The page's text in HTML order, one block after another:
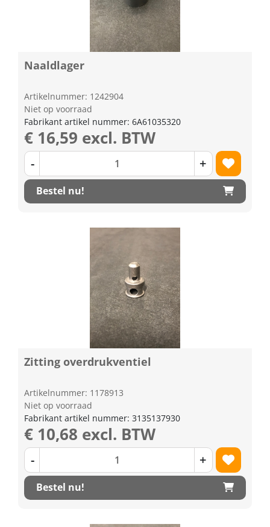
Naaldlager
Artikelnummer: 1242904
Niet op voorraad
Fabrikant artikel nummer: 6A61035320
€ 16,59 excl. BTW
- +
Bestel nu!
Zitting overdrukventiel
Artikelnummer: 1178913
Niet op voorraad
Fabrikant artikel nummer: 3135137930
€ 10,68 excl. BTW
- +
Bestel nu!